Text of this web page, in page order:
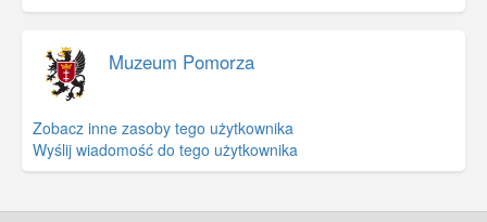
Muzeum Pomorza
Zobacz inne zasoby tego użytkownika
Wyślij wiadomość do tego użytkownika